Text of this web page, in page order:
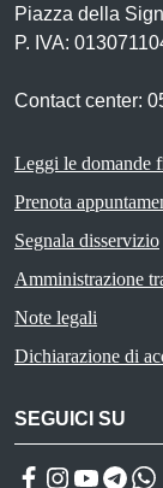
Piazza della
P. IVA:
Contact center:
Footer
Leggi le domande
Prenota
Segnala disservizio
Amministrazione
Note legali
Dichiarazione di
SEGUICI SU
Facebook
Instagram